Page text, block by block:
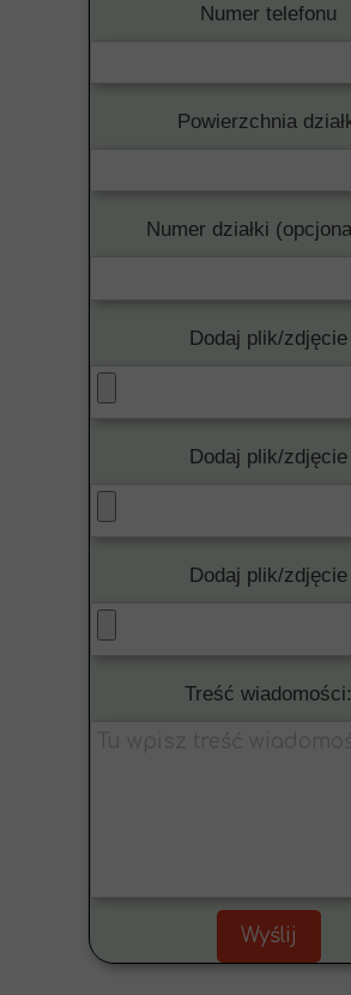
Numer telefonu
Powierzchnia
Numer działki
Dodaj plik/zdjęcie
Dodaj plik/zdjęcie
Dodaj plik/zdjęcie
Treść wiadomości:
Wyślij